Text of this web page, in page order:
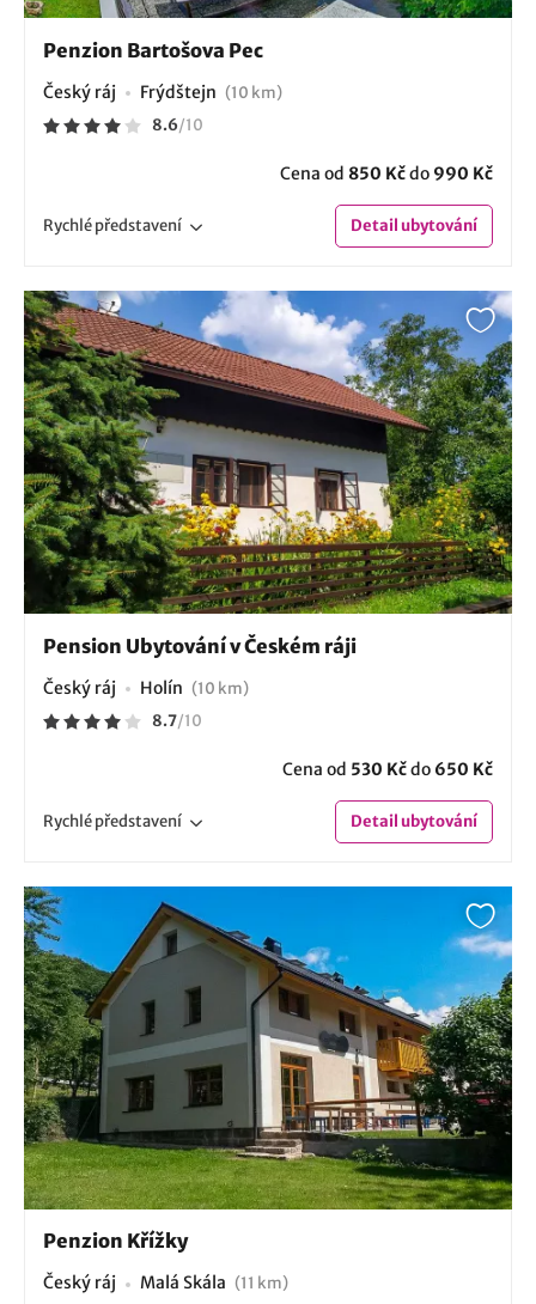
Penzion Bartošova Pec
Český ráj Frýdštejn (10 km)
8.6/10
Cena od 850 Kčdo 990 Kč
Rychlépředstavení Detailubytování
Pension Ubytování v Českém ráji
Český ráj Holín (10 km)
8.7/10
Cena od 530 Kčdo 650 Kč
Rychlépředstavení Detailubytování
Penzion Křížky
Český ráj Malá Skála (11 km)